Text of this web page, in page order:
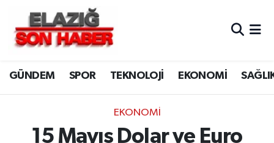
GÜNDEM SPOR TEKNOLOJİ EKONOMİ
EKONOMİ
15 Mayıs Dolar ve Euro
CANLI YAYIN
ASAYİŞ
BİLİM VE TEKNOLOJİ
DÜNYA
Merkez Hava Durumu
Merkez Trafik Yoğunluk Haritası
Süper Lig Puan Durumu ve Fikstür
Tüm Manşetler